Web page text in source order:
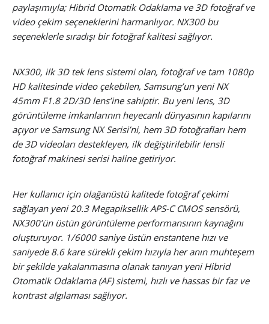
paylaşımıyla; Hibrid Otomatik Odaklama ve 3D fotoğraf ve
video çekim seçeneklerini harmanlıyor. NX300 bu
seçeneklerle sıradışı bir fotoğraf kalitesi sağlıyor.
NX300, ilk 3D tek lens sistemi olan, fotoğraf ve tam 1080p
HD kalitesinde video çekebilen, Samsung’un yeni NX
45mm F1.8 2D/3D lens’ine sahiptir. Bu yeni lens, 3D
görüntüleme imkanlarının heyecanlı dünyasının kapılarını
açıyor ve Samsung NX Serisi’ni, hem 3D fotoğrafları hem
de 3D videoları destekleyen, ilk değiştirilebilir lensli
fotoğraf makinesi serisi haline getiriyor.
Her kullanıcı için olağanüstü kalitede fotoğraf çekimi
sağlayan yeni 20.3 Megapiksellik APS-C CMOS sensörü,
NX300’ün üstün görüntüleme performansının kaynağını
oluşturuyor. 1/6000 saniye üstün enstantene hızı ve
saniyede 8.6 kare sürekli çekim hızıyla her anın muhteşem
bir şekilde yakalanmasına olanak tanıyan yeni Hibrid
Otomatik Odaklama (AF) sistemi, hızlı ve hassas bir faz ve
kontrast algılaması sağlıyor.